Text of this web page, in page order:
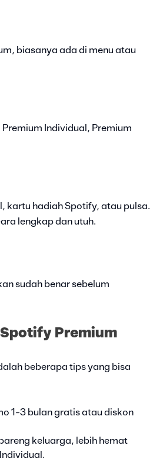
biasanya ada di menu atau
Individual, Premium
kartu hadiah Spotify, atau pulsa.
lengkap dan utuh.
sudah benar sebelum
Premium
beberapa tips yang bisa
1-3 bulan gratis atau diskon
keluarga, lebih hemat